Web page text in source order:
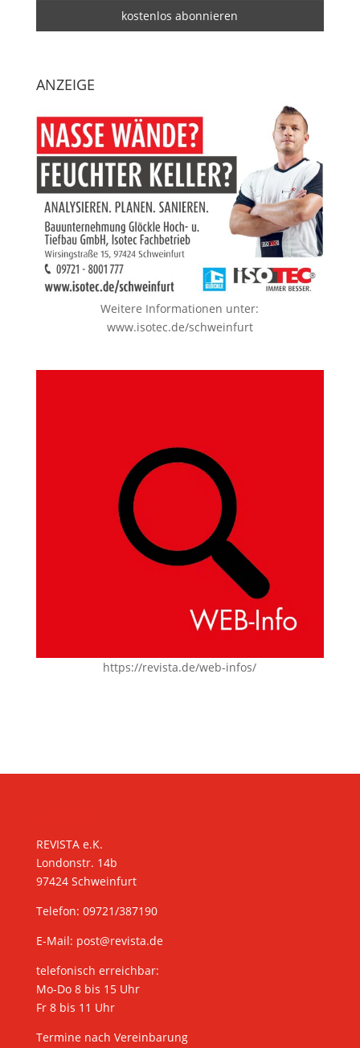
ANZEIGE
Weitere Informationen unter:
www.isotec.de/schweinfurt
https://revista.de/web-infos/
REVISTA e.K.
Londonstr. 14b
97424 Schweinfurt
Telefon: 09721/387190
E-Mail: post@revista.de
telefonisch erreichbar:
Mo-Do 8 bis 15 Uhr
Fr 8 bis 11 Uhr
Termine nach Vereinbarung